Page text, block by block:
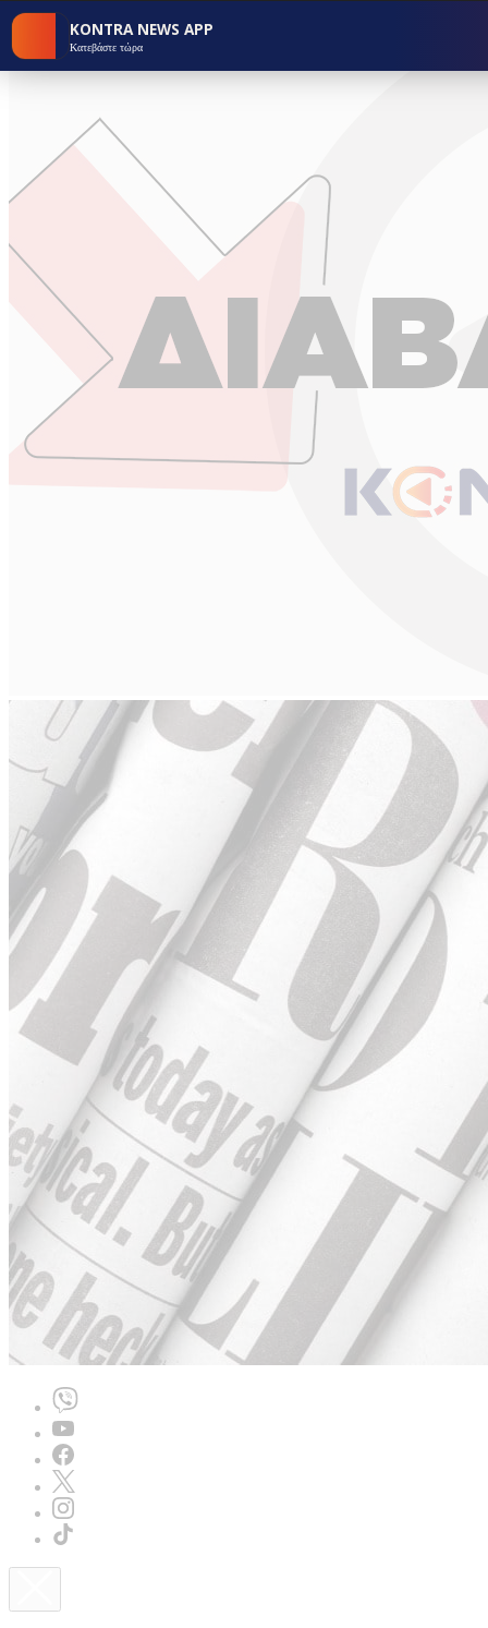
KONTRA NEWS APP
Κατεβάστε τώρα